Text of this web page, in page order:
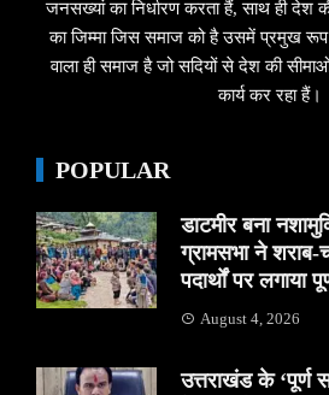
जनसख्यां का निर्धारण करता हैं, साथ ही देश
का जिम्मा जिस समाज को है उसमें प्रमुख
वाला ही समाज है जो सदियों से देश की
कार्य कर रहा हैं।
POPULAR
डाटमीर बना
ग्रामसभा ने
पदार्थों पर लगाया
August 4, 2026
उत्तराखंड के ‘पूर्ण